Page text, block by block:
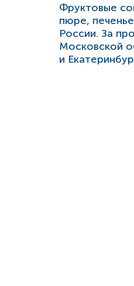
Фруктовые
пюре,
России. За
Московской
и